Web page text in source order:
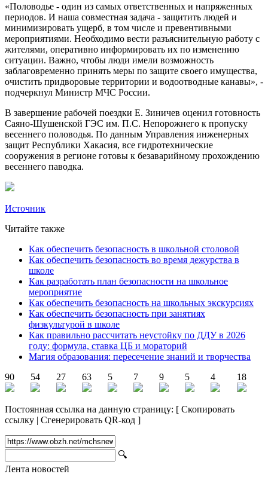
«Половодье - один из самых ответственных и напряженных
периодов. И наша совместная задача - защитить людей и
минимизировать ущерб, в том числе и превентивными
мероприятиями. Необходимо вести разъяснительную работу с
жителями, оперативно информировать их по изменению
ситуации. Важно, чтобы люди имели возможность
заблаговременно принять меры по защите своего имущества,
очистить придворовые территории и водоотводные канавы», -
подчеркнул Министр МЧС России.
В завершение рабочей поездки Е. Зиничев оценил готовность
Саяно-Шушенской ГЭС им. П.С. Непорожнего к пропуску
весеннего половодья. По данным Управления инженерных
защит Республики Хакасия, все гидротехнические
сооружения в регионе готовы к безаварийному прохождению
весеннего паводка.
Источник
Читайте также
Как обеспечить безопасность в школьной столовой
Как обеспечить безопасность во время дежурства в
школе
Как разработать план безопасности на школьное
мероприятие
Как обеспечить безопасность на школьных экскурсиях
Как обеспечить безопасность при занятиях
физкультурой в школе
Как правильно рассчитать неустойку по ДДУ в 2026
году: формула, ставка ЦБ и мораторий
Магия образования: пересечение знаний и творчества
90
54 27 63 5 7 9 5 4 18
Постоянная ссылка на данную страницу: [ Скопировать
ссылку | Сгенерировать QR-код ]
🔍
Лента новостей